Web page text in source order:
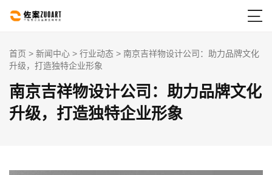

首页 > 新闻中心 > 行业动态 > 南京吉祥物设计公司：助力品牌文化
升级，打造独特企业形象
南京吉祥物设计公司：助力品牌文化
升级，打造独特企业形象